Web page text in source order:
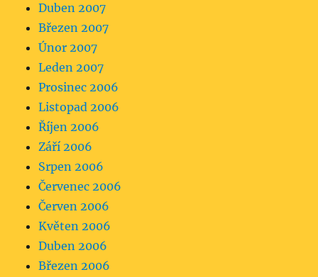
Duben 2007
Březen 2007
Únor 2007
Leden 2007
Prosinec 2006
Listopad 2006
Říjen 2006
Září 2006
Srpen 2006
Červenec 2006
Červen 2006
Květen 2006
Duben 2006
Březen 2006